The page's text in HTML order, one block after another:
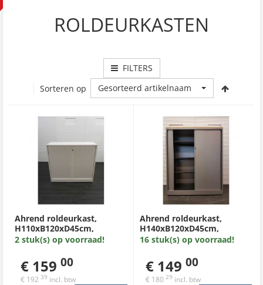
ROLDEURKASTEN
FILTERS
Sorteren op
Gesorteerd artikelnaam
Ahrend roldeurkast,
H110xB120xD45cm,
omhuizing wit, wit metalen
lamel met nieuw wit
2 stuk(s) op voorraad!
€ 159 00
€ 192 39 incl. btw
Ahrend roldeurkast,
H140xB120xD45cm,
zilvergrijs, zilvergrijs
kunststof lamel met ahorn
topblad en 3 legborden.
16 stuk(s) op voorraad!
€ 149 00
€ 180 29 incl. btw